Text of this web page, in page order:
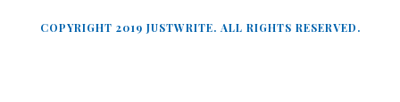
COPYRIGHT 2019 JUSTWRITE. ALL RIGHTS RESERVED.